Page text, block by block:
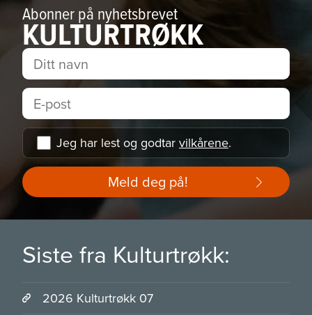
Abonner på nyhetsbrevet
KULTURTRØKK
Jeg har lest og godtar vilkårene.
Meld deg på!
Siste fra Kulturtrøkk:
2026 Kulturtrøkk 07